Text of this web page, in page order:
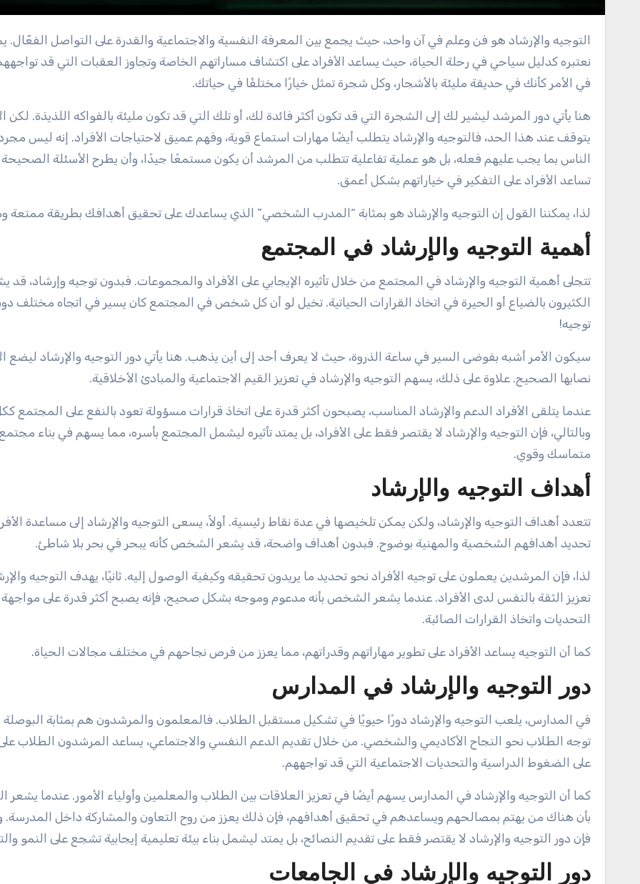
نعتبره كدليل سياحي في رحلة الحياة، حيث يساعد الأفراد على اكتشاف مساراتهم الخاصة وتجاوز العقبات التي قد
في الأمر كأنك في حديقة مليئة بالأشجار، وكل شجرة تمثل خيارًا مختلفًا في حياتك.
هنا يأتي دور المرشد ليشير لك إلى الشجرة التي قد تكون أكثر فائدة لك، أو تلك التي قد تكون مليئة بالفواكه اللذيذة. لكن
يتوقف عند هذا الحد، فالتوجيه والإرشاد يتطلب أيضًا مهارات استماع قوية، وفهم عميق لاحتياجات الأفراد. إنه ليس مجرد
الناس بما يجب عليهم فعله، بل هو عملية تفاعلية تتطلب من المرشد أن يكون مستمعًا جيدًا، وأن يطرح الأسئلة الصحيحة
تساعد الأفراد على التفكير في خياراتهم بشكل أعمق.
لذا، يمكننا القول إن التوجيه والإرشاد هو بمثابة “المدرب الشخصي” الذي يساعدك على تحقيق أهدافك بطريقة ممتعة
أهمية التوجيه والإرشاد في المجتمع
تتجلى أهمية التوجيه والإرشاد في المجتمع من خلال تأثيره الإيجابي على الأفراد والمجموعات. فبدون توجيه وإرشاد، قد
الكثيرون بالضياع أو الحيرة في اتخاذ القرارات الحياتية. تخيل لو أن كل شخص في المجتمع كان يسير في اتجاه مختلف
توجيه!
سيكون الأمر أشبه بفوضى السير في ساعة الذروة، حيث لا يعرف أحد إلى أين يذهب. هنا يأتي دور التوجيه والإرشاد ليضع
نصابها الصحيح. علاوة على ذلك، يسهم التوجيه والإرشاد في تعزيز القيم الاجتماعية والمبادئ الأخلاقية.
عندما يتلقى الأفراد الدعم والإرشاد المناسب، يصبحون أكثر قدرة على اتخاذ قرارات مسؤولة تعود بالنفع على المجتمع
وبالتالي، فإن التوجيه والإرشاد لا يقتصر فقط على الأفراد، بل يمتد تأثيره ليشمل المجتمع بأسره، مما يسهم في بناء مجتمع
متماسك وقوي.
أهداف التوجيه والإرشاد
تتعدد أهداف التوجيه والإرشاد، ولكن يمكن تلخيصها في عدة نقاط رئيسية. أولاً، يسعى التوجيه والإرشاد إلى مساعدة
تحديد أهدافهم الشخصية والمهنية بوضوح. فبدون أهداف واضحة، قد يشعر الشخص كأنه يبحر في بحر بلا شاطئ.
لذا، فإن المرشدين يعملون على توجيه الأفراد نحو تحديد ما يريدون تحقيقه وكيفية الوصول إليه. ثانيًا، يهدف التوجيه
تعزيز الثقة بالنفس لدى الأفراد. عندما يشعر الشخص بأنه مدعوم وموجه بشكل صحيح، فإنه يصبح أكثر قدرة على مواجهة
التحديات واتخاذ القرارات الصائبة.
كما أن التوجيه يساعد الأفراد على تطوير مهاراتهم وقدراتهم، مما يعزز من فرص نجاحهم في مختلف مجالات الحياة.
دور التوجيه والإرشاد في المدارس
في المدارس، يلعب التوجيه والإرشاد دورًا حيويًا في تشكيل مستقبل الطلاب. فالمعلمون والمرشدون هم بمثابة البوصلة
توجه الطلاب نحو النجاح الأكاديمي والشخصي. من خلال تقديم الدعم النفسي والاجتماعي، يساعد المرشدون الطلاب
على الضغوط الدراسية والتحديات الاجتماعية التي قد تواجههم.
كما أن التوجيه والإرشاد في المدارس يسهم أيضًا في تعزيز العلاقات بين الطلاب والمعلمين وأولياء الأمور. عندما يشعر
بأن هناك من يهتم بمصالحهم ويساعدهم في تحقيق أهدافهم، فإن ذلك يعزز من روح التعاون والمشاركة داخل المدرسة.
فإن دور التوجيه والإرشاد لا يقتصر فقط على تقديم النصائح، بل يمتد ليشمل بناء بيئة تعليمية إيجابية تشجع على النمو
دور التوجيه والإرشاد في الجامعات